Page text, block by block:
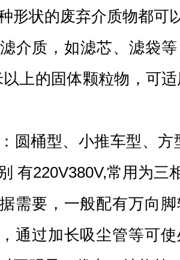
形状的废弃介质物都可
介质，如滤芯、滤袋
以上的固体颗粒物，可
圆桶型、小推车型、
有220V380V,常用为三
需要，一般配有万向
通过加长吸尘管等可